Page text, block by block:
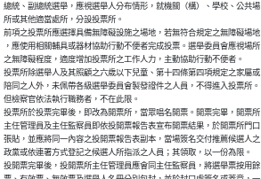
總統、副總統選舉，應視選舉人分布情形，就機關（構）、學校、公共場
所或其他適當處所，分設投票所。
前項之投票所應選擇具備無障礙設施之場地，若無符合規定之無障礙場地
，應使用相關輔具或器材協助行動不便者完成投票。選舉委員會應視場所
之無障礙程度，適度增加投票所之工作人力，主動協助行動不便者。
投票所除選舉人及其照顧之六歲以下兒童、第十四條第四項規定之家屬或
陪同之人外，未佩帶各級選舉委員會製發證件之人員，不得進入投票所。
但檢察官依法執行職務者，不在此限。
投票所於投票完畢後，即改為開票所，當眾唱名開票。開票完畢，開票所
主任管理員及主任監察員即依投開票報告表宣布開票結果，於開票所門口
張貼，並應將同一內容之投開票報告表副本，當場簽名交付推薦候選人之
政黨或依連署方式登記之候選人所指派之人員；其領取，以一份為限。
投開票完畢後，投開票所主任管理員應會同主任監察員，將選舉票按用餘